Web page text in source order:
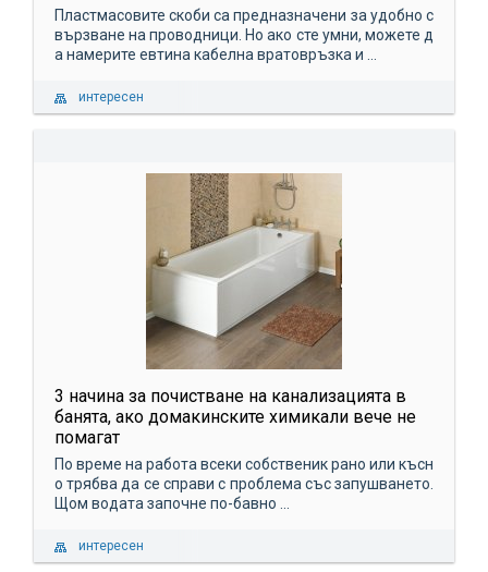
Пластмасовите скоби са предназначени за удобно с
вързване на проводници. Но ако сте умни, можете д
а намерите евтина кабелна вратовръзка и ...
интересен
3 начина за почистване на канализацията в
банята, ако домакинските химикали вече не
помагат
По време на работа всеки собственик рано или късн
о трябва да се справи с проблема със запушването.
Щом водата започне по-бавно ...
интересен